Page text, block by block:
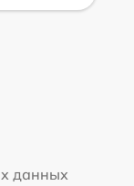
данных